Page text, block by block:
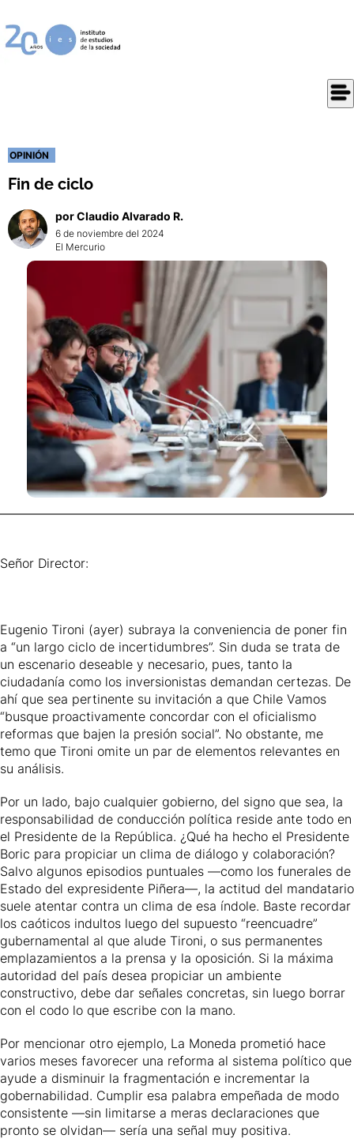
OPINIÓN
Fin de ciclo
porClaudio Alvarado R.
6 de noviembre del 2024
El Mercurio
Señor Director:
Eugenio Tironi (ayer) subraya la conveniencia de poner fin
a “un largo ciclo de incertidumbres”. Sin duda se trata de
un escenario deseable y necesario, pues, tanto la
ciudadanía como los inversionistas demandan certezas. De
ahí que sea pertinente su invitación a que Chile Vamos
“busque proactivamente concordar con el oficialismo
reformas que bajen la presión social”. No obstante, me
temo que Tironi omite un par de elementos relevantes en
su análisis.
Por un lado, bajo cualquier gobierno, del signo que sea, la
responsabilidad de conducción política reside ante todo en
el Presidente de la República. ¿Qué ha hecho el Presidente
Boric para propiciar un clima de diálogo y colaboración?
Salvo algunos episodios puntuales —como los funerales de
Estado del expresidente Piñera—, la actitud del mandatario
suele atentar contra un clima de esa índole. Baste recordar
los caóticos indultos luego del supuesto “reencuadre”
gubernamental al que alude Tironi, o sus permanentes
emplazamientos a la prensa y la oposición. Si la máxima
autoridad del país desea propiciar un ambiente
constructivo, debe dar señales concretas, sin luego borrar
con el codo lo que escribe con la mano.
Por mencionar otro ejemplo, La Moneda prometió hace
varios meses favorecer una reforma al sistema político que
ayude a disminuir la fragmentación e incrementar la
gobernabilidad. Cumplir esa palabra empeñada de modo
consistente —sin limitarse a meras declaraciones que
pronto se olvidan— sería una señal muy positiva.